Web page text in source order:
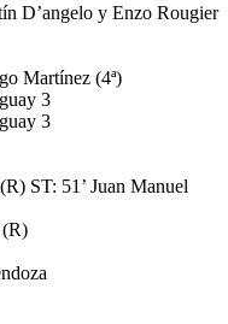
D’angelo y Enzo Rougier
Martínez (4ª)
3
3
ST: 51’ Juan Manuel
(R)